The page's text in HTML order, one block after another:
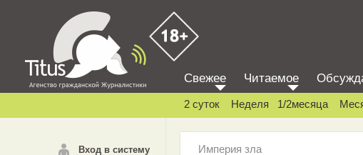
Вход в систему
Свежее Читаемое
2 суток Неделя 1/2месяца
Империя зла